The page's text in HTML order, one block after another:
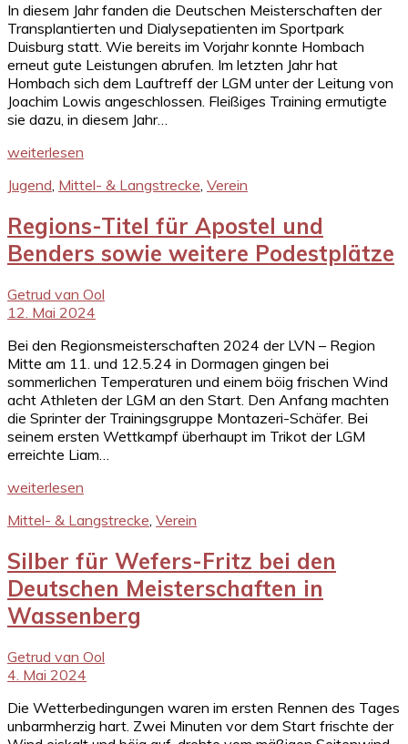
In diesem Jahr fanden die Deutschen Meisterschaften der
Transplantierten und Dialysepatienten im Sportpark
Duisburg statt. Wie bereits im Vorjahr konnte Hombach
erneut gute Leistungen abrufen. Im letzten Jahr hat
Hombach sich dem Lauftreff der LGM unter der Leitung von
Joachim Lowis angeschlossen. Fleißiges Training ermutigte
sie dazu, in diesem Jahr…
weiterlesen
Jugend, Mittel- & Langstrecke, Verein
Regions-Titel für Apostel und
Benders sowie weitere Podestplätze
Getrud van Ool
12. Mai 2024
Bei den Regionsmeisterschaften 2024 der LVN – Region
Mitte am 11. und 12.5.24 in Dormagen gingen bei
sommerlichen Temperaturen und einem böig frischen Wind
acht Athleten der LGM an den Start. Den Anfang machten
die Sprinter der Trainingsgruppe Montazeri-Schäfer. Bei
seinem ersten Wettkampf überhaupt im Trikot der LGM
erreichte Liam…
weiterlesen
Mittel- & Langstrecke, Verein
Silber für Wefers-Fritz bei den
Deutschen Meisterschaften in
Wassenberg
Getrud van Ool
4. Mai 2024
Die Wetterbedingungen waren im ersten Rennen des Tages
unbarmherzig hart. Zwei Minuten vor dem Start frischte der